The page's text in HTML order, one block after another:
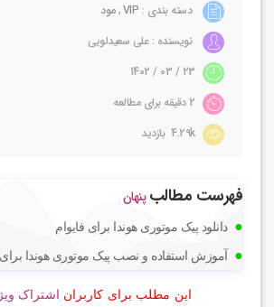
دسته بندی : VIP
,مود
نویسنده : علی سعیدلویی
4.29k بازدید
فهرست مطالب پنهان
دانلود پیک موتوری هوندا برای فایوام
آموزش استفاده و نصب پیک موتوری هوندا برای
این مطلب برای کاربران اشتراک